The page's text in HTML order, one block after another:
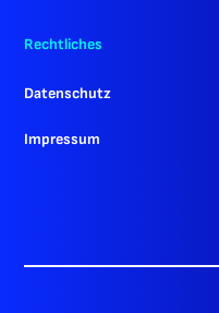
Rechtliches
Datenschutz
Impressum